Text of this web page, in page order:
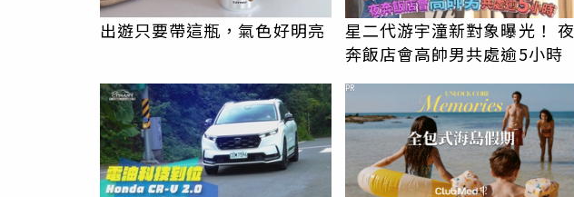
出遊只要帶這瓶，氣色好明亮
星二代游宇潼新對象曝光！ 夜
奔飯店會高帥男共處逾5小時
PR